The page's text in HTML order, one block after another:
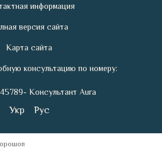
информация
версия сайта
Карта сайта
консультацию по номеру:
Консультант Aura
Укр Рус